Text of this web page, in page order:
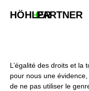
HÖHLER
+PARTNER
L’égalité des droits et la
pour nous une
de ne pas utiliser le